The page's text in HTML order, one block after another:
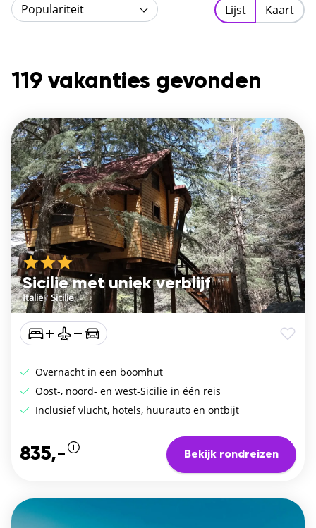
119 vakanties gevonden
Sicilie met uniek verblijf
Italië/Sicilië
Overnacht in een boomhut
Oost-, noord- en west-Sicilië in één reis
Inclusief vlucht, hotels, huurauto en ontbijt
835,- Bekijk rondreizen
Populariteit
Lijst Kaart